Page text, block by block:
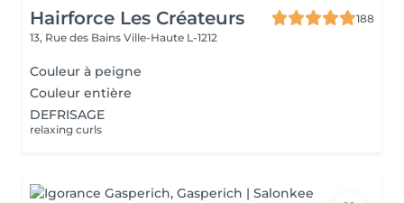
Hairforce Les Créateurs
188
13, Rue des Bains Ville-Haute L-1212
Couleur à peigne
Couleur entière
DEFRISAGE
relaxing curls